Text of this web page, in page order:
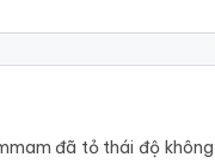
đã tỏ thái độ